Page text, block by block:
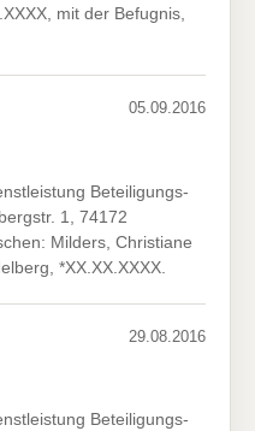
mit der Befugnis,
05.09.2016
Beteiligungs-
1, 74172
Milders, Christiane
*XX.XX.XXXX.
29.08.2016
Beteiligungs-